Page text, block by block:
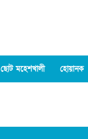
ছোট মহেশখালী হোয়ানক